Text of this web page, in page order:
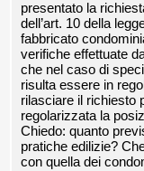
presentato la
dell’art. 10 della
fabbricato
verifiche effettuate
che nel caso di
risulta essere in
rilasciare il richiesto
regolarizzata la
Chiedo: quanto
pratiche edilizie?
con quella dei